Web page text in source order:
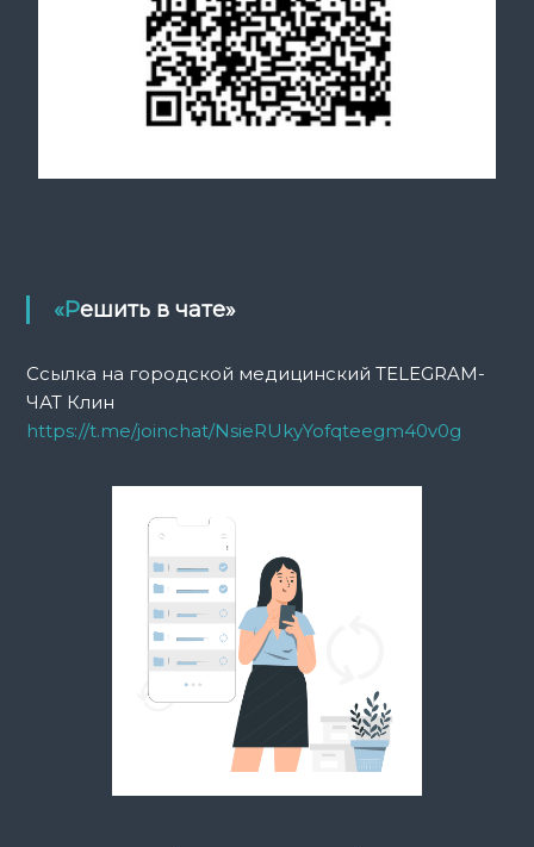
«Решить в чате»
Ссылка на городской медицинский TELEGRAM-
ЧАТ Клин
https://t.me/joinchat/NsieRUkyYofqteegm40v0g